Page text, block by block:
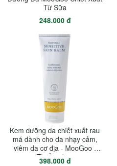
Từ Sữa
248.000 đ
Kem dưỡng da chiết xuất rau
má dành cho da nhạy cảm,
viêm da cơ địa - MooGoo -
Thuần chay
398.000 đ